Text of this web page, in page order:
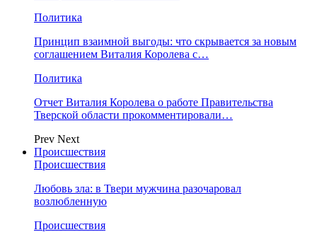
Политика
Принцип взаимной выгоды: что скрывается за новым
соглашением Виталия Королева с…
Политика
Отчет Виталия Королева о работе Правительства
Тверской области прокомментировали…
Prev Next
Происшествия
Происшествия
Любовь зла: в Твери мужчина разочаровал
возлюбленную
Происшествия